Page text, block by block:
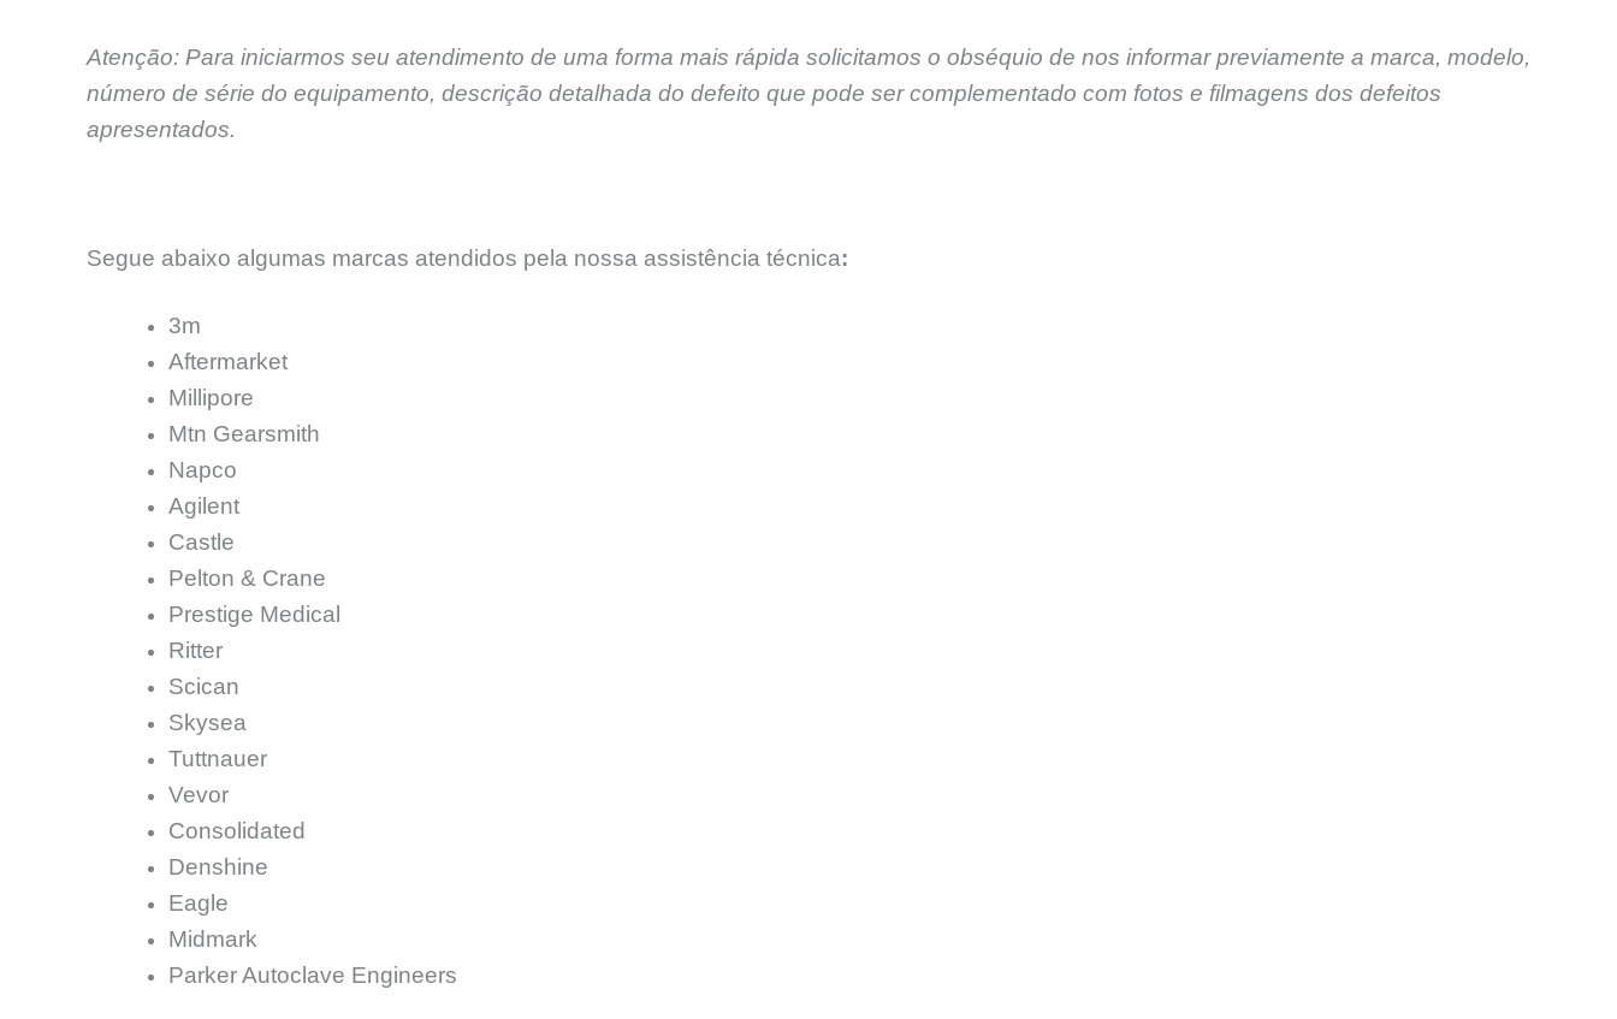
Atenção: Para iniciarmos seu atendimento de uma forma mais rápida solicitamos o obséquio de nos informar previamente a marca, modelo,
número de série do equipamento, descrição detalhada do defeito que pode ser complementado com fotos e filmagens dos defeitos
apresentados.
Segue abaixo algumas marcas atendidos pela nossa assistência técnica:
3m
Aftermarket
Millipore
Mtn Gearsmith
Napco
Agilent
Castle
Pelton & Crane
Prestige Medical
Ritter
Scican
Skysea
Tuttnauer
Vevor
Consolidated
Denshine
Eagle
Midmark
Parker Autoclave Engineers